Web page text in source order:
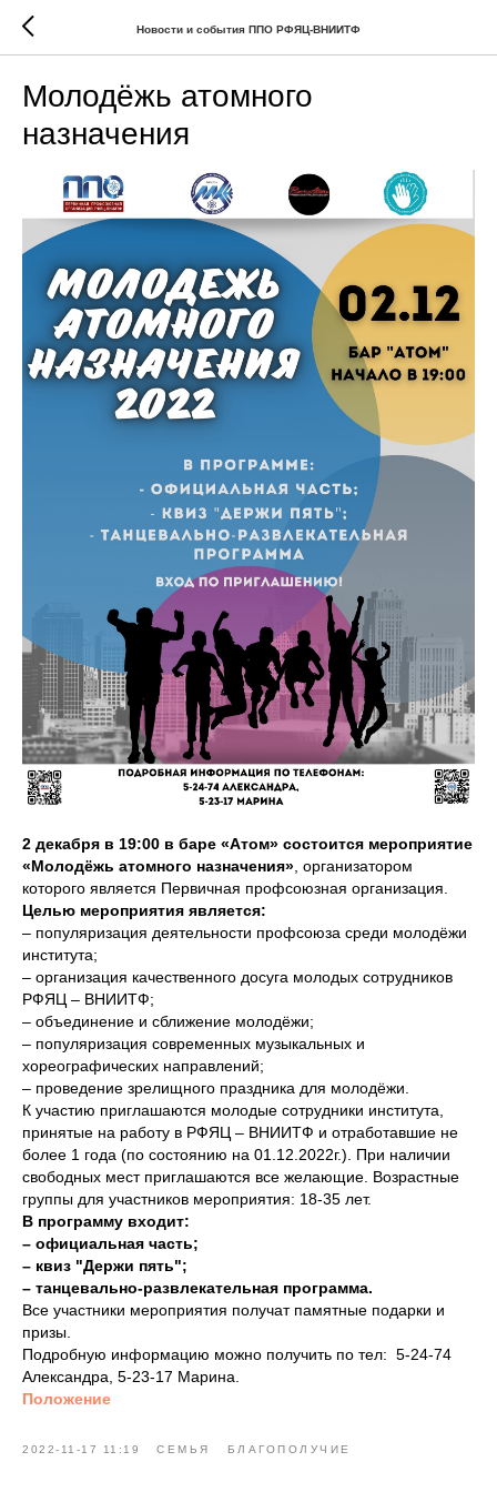
Новости и события ППО РФЯЦ-ВНИИТФ
Молодёжь атомного
назначения
2 декабря в 19:00 в баре «Атом» состоится мероприятие
«Молодёжь атомного назначения» , организатором
которого является Первичная профсоюзная организация.
Целью мероприятия является:
– популяризация деятельности профсоюза среди молодёжи
института;
– организация качественного досуга молодых сотрудников
РФЯЦ – ВНИИТФ;
– объединение и сближение молодёжи;
– популяризация современных музыкальных и
хореографических направлений;
– проведение зрелищного праздника для молодёжи.
К участию приглашаются молодые сотрудники института,
принятые на работу в РФЯЦ – ВНИИТФ и отработавшие не
более 1 года (по состоянию на 01.12.2022г.). При наличии
свободных мест приглашаются все желающие. Возрастные
группы для участников мероприятия: 18-35 лет.
В программу входит:
– официальная часть;
– квиз "Держи пять";
– танцевально-развлекательная программа.
Все участники мероприятия получат памятные подарки и
призы.
Подробную информацию можно получить по тел: 5-24-74
Александра, 5-23-17 Марина.
Положение
2022-11-17 11:19 СЕМЬЯ БЛАГОПОЛУЧИЕ